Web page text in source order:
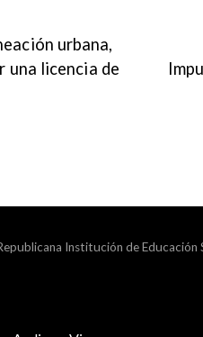
urbana,
una licencia de
Institución de